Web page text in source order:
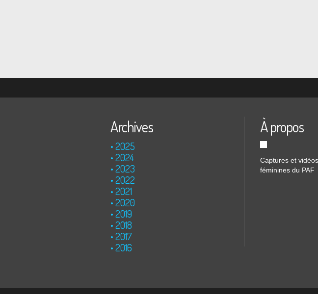
Archives
2025
2024
2023
2022
2021
2020
2019
2018
2017
2016
À propos
Captures et
féminines du PAF